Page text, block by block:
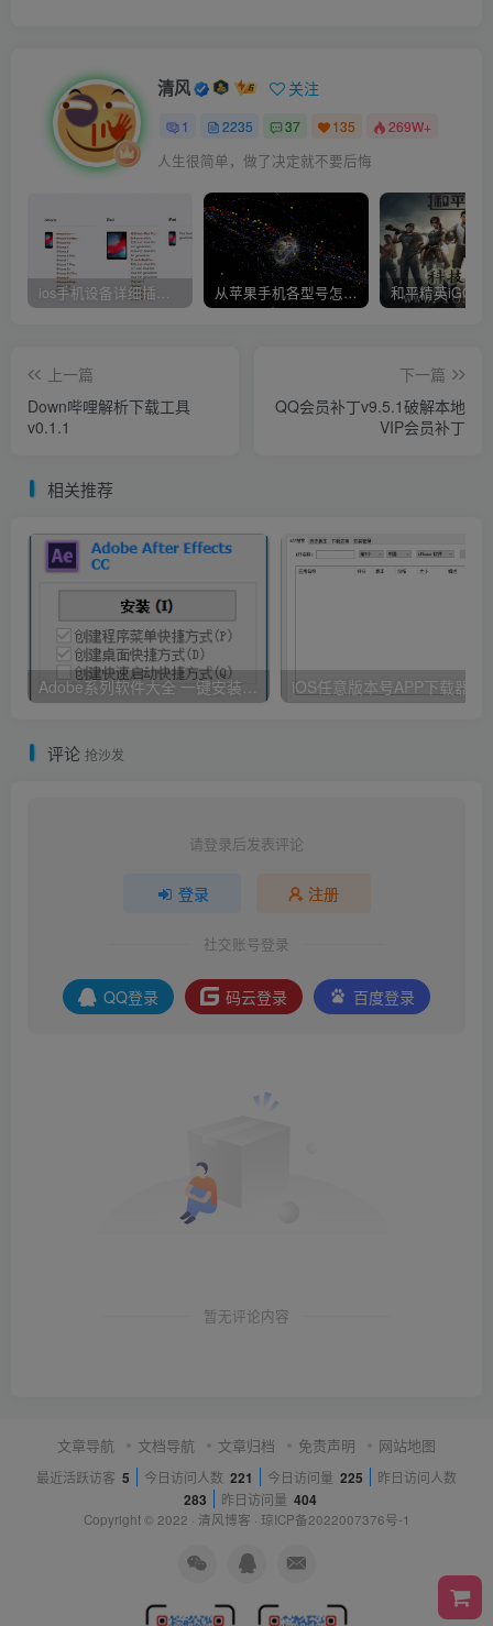
清风 关注
1 2235 37 135 269W+
人生很简单，做了决定就不要后悔
从苹果手机各型号怎么越狱到怎么开科技完整教程
上一篇
Down哔哩解析下载工具
v0.1.1
下一篇
QQ会员补丁v9.5.1破解本地
VIP会员补丁
相关推荐
iOS任意版本号APP下载器
评论 抢沙发
请登录后发表评论
登录 注册
社交账号登录
QQ登录 码云登录 百度登录
暂无评论内容
文章导航 文档导航 文章归档 免责声明 网站地图
最近活跃访客 5 今日访问人数 221 今日访问量 225 昨日访问人数
283 昨日访问量 404
Copyright © 2022 · 清风博客 · 琼ICP备2022007376号-1